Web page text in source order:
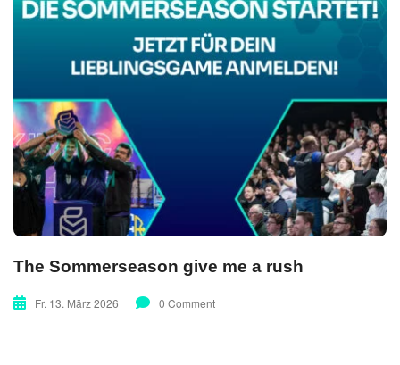
The Sommerseason give me a rush
Fr. 13. März 2026 0 Comment